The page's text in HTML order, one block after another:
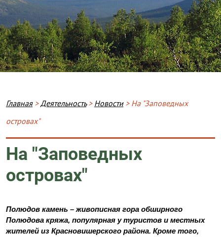
Строка навигации
Главная Деятельность Новости На "Заповедных
островах"
На "Заповедных
островах"
Полюдов камень – живописная гора обширного
Полюдова кряжа, популярная у туристов и местных
жителей из Красновишерского района. Кроме того,